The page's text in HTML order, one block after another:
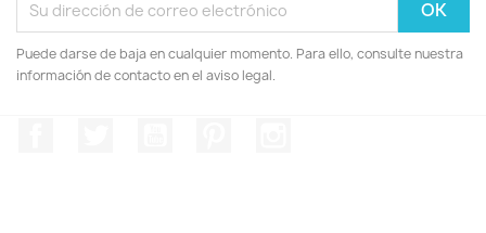
Puede darse de baja en cualquier momento. Para ello, consulte nuestra
información de contacto en el aviso legal.